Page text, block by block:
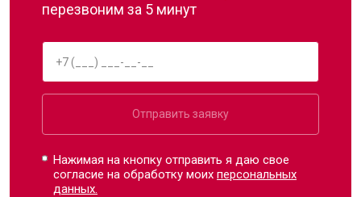
перезвоним за 5 минут
Отправить заявку
Нажимая на кнопку отправить я даю свое
согласие на обработку моихперсональных
данных.